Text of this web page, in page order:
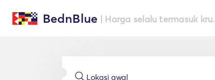
BednBlue | Harga selalu termasuk kru.